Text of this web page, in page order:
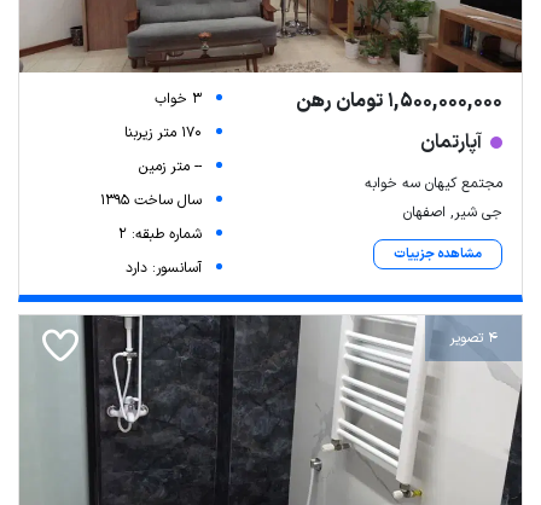
1,500,000,000 تومان رهن
آپارتمان
مجتمع کیهان سه خوابه
جی شیر, اصفهان
مشاهده جزییات
3 خواب
170 متر زیربنا
-- متر زمین
سال ساخت 1395
شماره طبقه: 2
آسانسور: دارد
4 تصویر